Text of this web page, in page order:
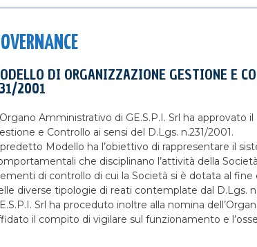
DI ORGANIZZAZIONE GESTIONE E
2001
Amministrativo di GE.S.P.I. Srl ha approvato
e Controllo ai sensi del D.Lgs. n.231/2001.
Modello ha l’obiettivo di rappresentare il
che disciplinano l’attività della
di controllo di cui la Società si è dotata al
diverse tipologie di reati contemplate dal D.Lgs.
Srl ha proceduto inoltre alla nomina
il compito di vigilare sul funzionamento e